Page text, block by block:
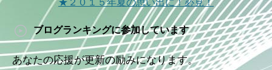
★２０１５年夏の思い出に！必見！
ブログランキングに参加しています
あなたの応援が更新の励みになります。